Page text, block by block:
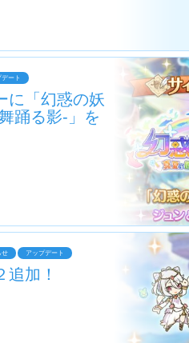
デート
に「幻惑の妖
踊る影‐」を
せ アップデート
追加！